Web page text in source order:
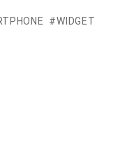
WIDGET